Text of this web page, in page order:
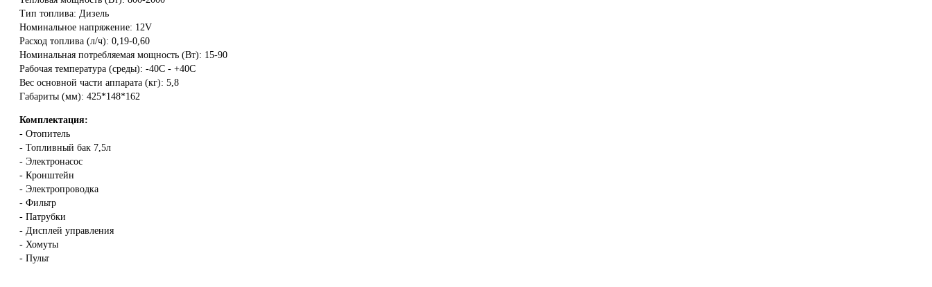
Тип топлива: Дизель
Номинальное напряжение: 12V
Расход топлива (л/ч): 0,19-0,60
Номинальная потребляемая мощность (Вт): 15-90
Рабочая температура (среды): -40С - +40С
Вес основной части аппарата (кг): 5,8
Габариты (мм): 425*148*162
Комплектация:
- Отопитель
- Топливный бак 7,5л
- Электронасос
- Кронштейн
- Электропроводка
- Фильтр
- Патрубки
- Дисплей управления
- Хомуты
- Пульт